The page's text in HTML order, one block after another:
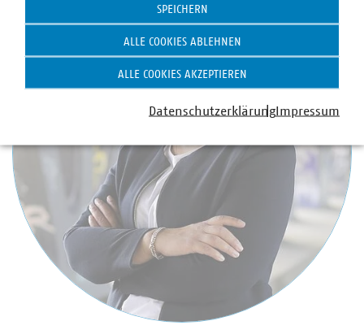
SPEICHERN
ALLE COOKIES ABLEHNEN
ALLE COOKIES AKZEPTIEREN
DatenschutzerklärungImpressum